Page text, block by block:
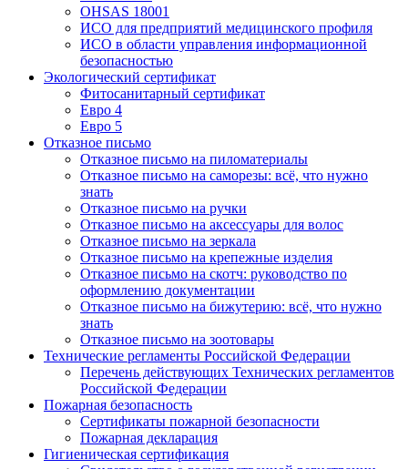
OHSAS 18001
ИСО для предприятий медицинского профиля
ИСО в области управления информационной
безопасностью
Экологический сертификат
Фитосанитарный сертификат
Евро 4
Евро 5
Отказное письмо
Отказное письмо на пиломатериалы
Отказное письмо на саморезы: всё, что нужно
знать
Отказное письмо на ручки
Отказное письмо на аксессуары для волос
Отказное письмо на зеркала
Отказное письмо на крепежные изделия
Отказное письмо на скотч: руководство по
оформлению документации
Отказное письмо на бижутерию: всё, что нужно
знать
Отказное письмо на зоотовары
Технические регламенты Российской Федерации
Перечень действующих Технических регламентов
Российской Федерации
Пожарная безопасность
Сертификаты пожарной безопасности
Пожарная декларация
Гигиеническая сертификация